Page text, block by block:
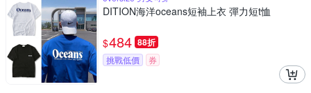
DITION海洋oceans短袖上衣 彈力短t恤
$484 88折
挑戰低價 券